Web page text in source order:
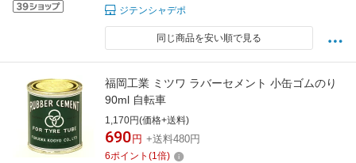
ジテンシャデポ
同じ商品を安い順で見る
福岡工業 ミツワ ラバーセメント 小缶ゴムのり
90ml 自転車
1,170円(価格+送料)
690 円 +送料480円
6ポイント (1倍)